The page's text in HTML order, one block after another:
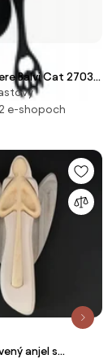
Balvi Cat 27039,
e-shopoch
anjel s